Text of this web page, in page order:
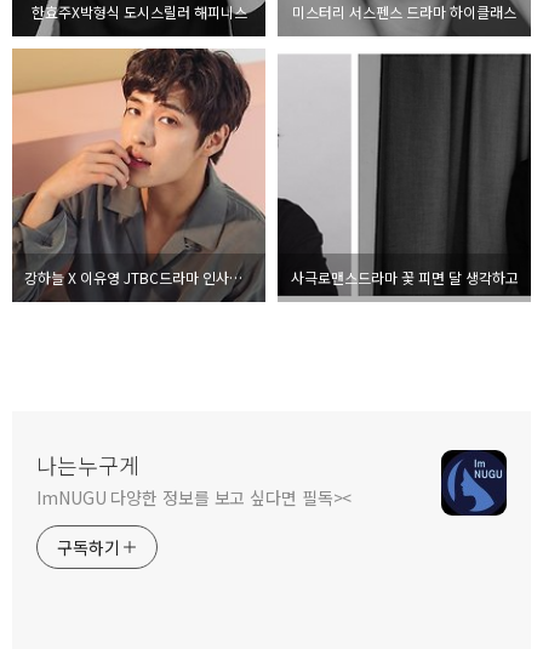
한효주X박형식 도시스릴러 해피니스 미스터리 서스펜스 드라마 하이클래스
강하늘 X 이유영 JTBC드라마 인사이더 사극로맨스드라마 꽃 피면 달 생각하고
나는누구게
ImNUGU 다양한 정보를 보고 싶다면 필독><
구독하기